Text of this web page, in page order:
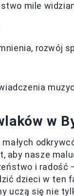
mile
rozwój
w
aby nasze
i radość
dzieci w ten
uczą się nie